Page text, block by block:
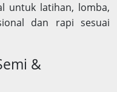
untuk latihan, lomba,
dan rapi sesuai
&